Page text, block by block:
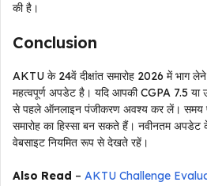
की है।
Conclusion
AKTU के 24वें दीक्षांत समारोह 2026 में भाग
महत्वपूर्ण अपडेट है। यदि आपकी CGPA 7.5
से पहले ऑनलाइन पंजीकरण अवश्य कर लें।
समारोह का हिस्सा बन सकते हैं। नवीनतम अपडेट के
वेबसाइट नियमित रूप से देखते रहें।
Also Read – AKTU Challenge